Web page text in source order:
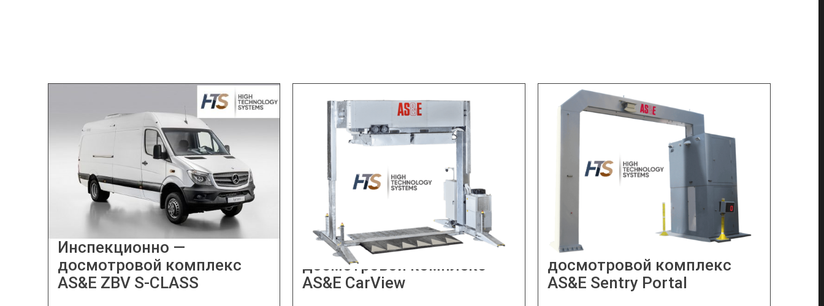
Инспекционно —
досмотровой комплекс
AS&E ZBV S-CLASS
Инспекционно —
досмотровой комплекс
AS&E CarView
Инспекционно —
досмотровой комплекс
AS&E Sentry Portal